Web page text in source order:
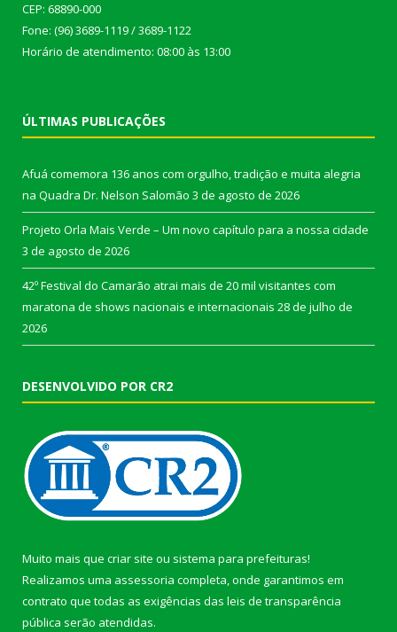
CEP: 68890-000
Fone: (96) 3689-1119 / 3689-1122
Horário de atendimento: 08:00 às 13:00
ÚLTIMAS PUBLICAÇÕES
Afuá comemora 136 anos com orgulho, tradição e muita alegria
na Quadra Dr. Nelson Salomão 3 de agosto de 2026
Projeto Orla Mais Verde – Um novo capítulo para a nossa cidade
3 de agosto de 2026
42º Festival do Camarão atrai mais de 20 mil visitantes com
maratona de shows nacionais e internacionais 28 de julho de
2026
DESENVOLVIDO POR CR2
Muito mais que criar site ou sistema para prefeituras!
Realizamos uma assessoria completa, onde garantimos em
contrato que todas as exigências das leis de transparência
pública serão atendidas.